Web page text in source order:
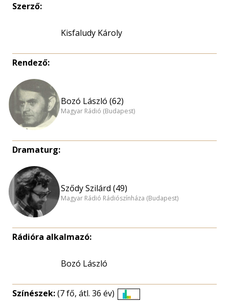
Szerző:
Kisfaludy Károly
Rendező:
Bozó László (62)
Magyar Rádió (Budapest)
Dramaturg:
Sződy Szilárd (49)
Magyar Rádió Rádiószínháza (Budapest)
Rádióra alkalmazó:
Bozó László
Színészek:(7 fő, átl. 36 év)